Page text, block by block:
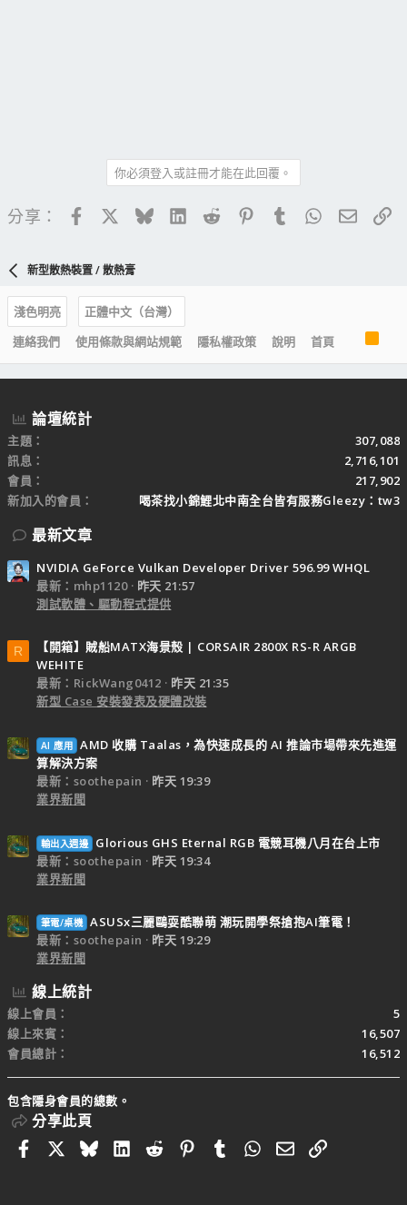
你必須登入或註冊才能在此回覆。
分享： FacebookBlueskyLinkedIn
Reddit PinterestTumblrWhatsApp
電子
新型散熱裝置 / 散熱膏
淺色明亮
正體中文（台灣）
連絡我們
使用條款與網站規範 隱私權政策 說明 首頁
S
論壇統計
主題
307,088
訊息
2,716,101
會員
217,902
新加入的會員
喝茶找小錦鯉北中南全台皆有服務Gleezy：tw3
最新文章
NVIDIA GeForce Vulkan Developer Driver 596.99 WHQL
最新：mhp1120
昨天 21:57
測試軟體、驅動程式提供
R
【開箱】賊船MATX海景殼 | CORSAIR 2800X RS-R ARGB
WEHITE
最新：RickWang0412
昨天 21:35
新型 Case 安裝發表及硬體改裝
AI 應用 AMD 收購 Taalas，為快速成長的 AI 推論市場帶來先進運
算解決方案
最新：soothepain
昨天 19:39
業界新聞
輸出入週邊
Glorious GHS Eternal RGB 電競耳機八月在台上市
最新：soothepain
昨天 19:34
業界新聞
筆電/桌機 ASUSx三麗鷗耍酷聯萌 潮玩開學祭搶抱AI筆電！
最新：soothepain
昨天 19:29
業界新聞
線上統計
線上會員
5
線上來賓
16,507
會員總計
16,512
包含隱身會員的總數。
分享此頁
FacebookBlueskyLinkedIn
RedditPinterestTumblrWhatsApp
電子郵件
連結